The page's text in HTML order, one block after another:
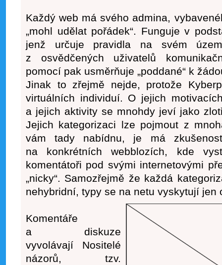
Každý web má svého admina,
„mohl udělat pořádek“. Funguje v
jenž určuje pravidla na svém
z osvědčených uživatelů
pomocí pak usměrňuje „poddané“ k
Jinak to zřejmě nejde, protože
virtuálních individuí. O jejich
a jejich aktivity se mnohdy jeví jako
Jejich kategorizaci lze pojmout z
vám tady nabídnu, je má
na konkrétních webblozích, kde
komentátoři pod svými internetovými
„nicky“. Samozřejmě že každá
nehybridní, typy se na netu vyskytují jen
Komentáře
a diskuze
vyvolávají Nositelé
názorů, tzv.